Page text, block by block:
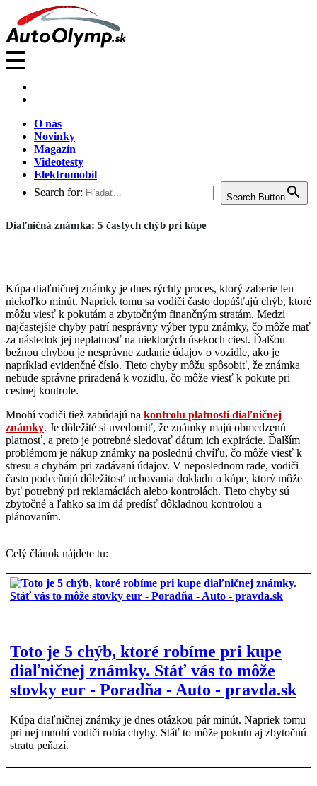
O nás
Novinky
Magazín
Videotesty
Elektromobil
Search for:
Search Button
Diaľničná známka: 5 častých chýb pri kúpe
Kúpa diaľničnej známky je dnes rýchly proces, ktorý zaberie len
niekoľko minút. Napriek tomu sa vodiči často dopúšťajú chýb, ktoré
môžu viesť k pokutám a zbytočným finančným stratám. Medzi
najčastejšie chyby patrí nesprávny výber typu známky, čo môže mať
za následok jej neplatnosť na niektorých úsekoch ciest. Ďalšou
bežnou chybou je nesprávne zadanie údajov o vozidle, ako je
napríklad evidenčné číslo. Tieto chyby môžu spôsobiť, že známka
nebude správne priradená k vozidlu, čo môže viesť k pokute pri
cestnej kontrole.
Mnohí vodiči tiež zabúdajú na kontrolu platnosti diaľničnej
známky. Je dôležité si uvedomiť, že známky majú obmedzenú
platnosť, a preto je potrebné sledovať dátum ich expirácie. Ďalším
problémom je nákup známky na poslednú chvíľu, čo môže viesť k
stresu a chybám pri zadávaní údajov. V neposlednom rade, vodiči
často podceňujú dôležitosť uchovania dokladu o kúpe, ktorý môže
byť potrebný pri reklamáciách alebo kontrolách. Tieto chyby sú
zbytočné a ľahko sa im dá predísť dôkladnou kontrolou a
plánovaním.
Celý článok nájdete tu:
Toto je 5 chýb, ktoré robíme pri kupe
diaľničnej známky. Stáť vás to môže
stovky eur - Poradňa - Auto - pravda.sk
Kúpa diaľničnej známky je dnes otázkou pár minút. Napriek tomu
pri nej mnohí vodiči robia chyby. Stáť to môže pokutu aj zbytočnú
stratu peňazí.